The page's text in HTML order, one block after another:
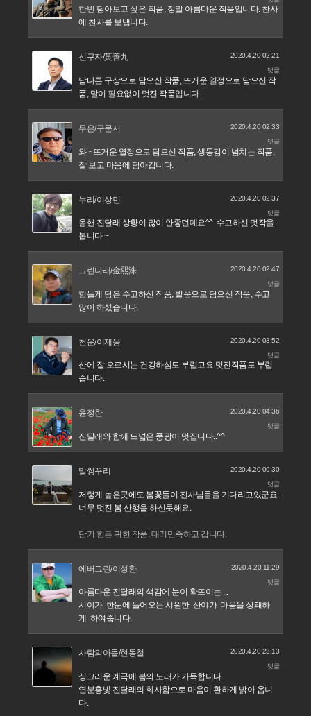
한번 담아보고 싶은 작품, 정말 아름다운 작품입니다. 찬사
에 찬사를 보냅니다.
선구자/黃善九 2020.4.20 02:21
댓글
남다른 구상으로 담으신 작품, 뜨거운 열정으로 담으신 작
품, 말이 필요없이 멋진 작품입니다.
무은/구문서 2020.4.20 02:33
댓글
와~ 뜨거운 열정으로 담으신 작품, 생동감이 넘치는 작품,
잘 보고 마음에 담아갑니다.
누리/이상민 2020.4.20 02:37
댓글
올핸 진달래 상황이 많이 안좋던데요^^ 수고하신 멋작을
봅니다 ~
그린나래/金熙洙 2020.4.20 02:47
댓글
힘들게 담은 수고하신 작품, 발품으로 담으신 작품, 수고
많이 하셨습니다.
천운/이재웅 2020.4.20 03:52
댓글
산에 잘 오르시는 건강하심도 부럽고요 멋진작품도 부럽
습니다.
윤정한 2020.4.20 04:36
댓글
진달래와 함께 드넓은 풍광이 멋집니다..^^
말썽꾸리 2020.4.20 09:30
댓글
저렇게 높은곳에도 봄꽃들이 진사님들을 기다리고있군요.
너무 멋진 봄 산행을 하신듯해요.
담기 힘든 귀한 작품, 대리만족하고 갑니다.
에버그린/이성환 2020.4.20 11:29
댓글
아름다운 진달래의 색감에 눈이 확뜨이는 ...
시야가 한눈에 들어오는 시원한 산야가 마음을 상쾌하
게 하여줍니다.
사람의아들/현동철 2020.4.20 23:13
댓글
싱그러운 계곡에 봄의 노래가 가득합니다.
연분홍빛 진달래의 화사함으로 마음이 환하게 밝아 옵니
다.